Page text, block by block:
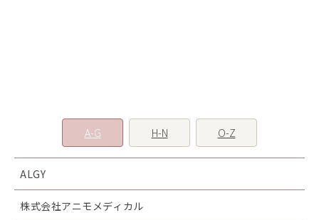
A-G H-N O-Z
ALGY
株式会社アニモメディカル